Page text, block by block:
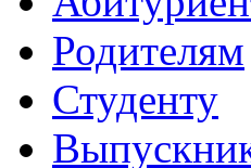
Родителям
Студенту